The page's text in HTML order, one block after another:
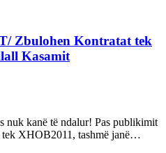
Zbulohen Kontratat tek
Kasamit
nuk kanë të ndalur! Pas publikimit
tek XHOB2011, tashmë janë…